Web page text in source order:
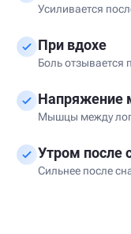
Усиливается
При вдохе
Боль отзывается
Мышцы между
Утром после
Сильнее после